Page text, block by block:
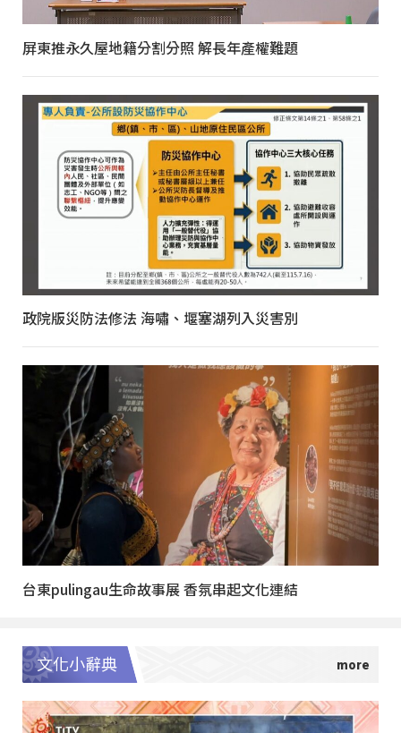
屏東推永久屋地籍分割分照 解長年產權難題
政院版災防法修法 海嘯、堰塞湖列入災害別
台東pulingau生命故事展 香氛串起文化連結
文化小辭典